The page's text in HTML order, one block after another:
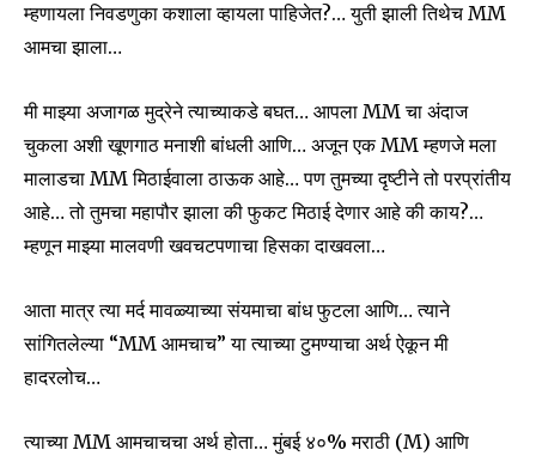
म्हणायला निवडणुका कशाला व्हायला पाहिजेत?… युती झाली तिथेच MM
आमचा झाला…
मी माझ्या अजागळ मुद्रेने त्याच्याकडे बघत… आपला MM चा अंदाज
चुकला अशी खूणगाठ मनाशी बांधली आणि… अजून एक MM म्हणजे मला
मालाडचा MM मिठाईवाला ठाऊक आहे… पण तुमच्या दृष्टीने तो परप्रांतीय
आहे… तो तुमचा महापौर झाला की फुकट मिठाई देणार आहे की काय?…
म्हणून माझ्या मालवणी खवचटपणाचा हिसका दाखवला…
आता मात्र त्या मर्द मावळ्याच्या संयमाचा बांध फुटला आणि… त्याने
सांगितलेल्या “MM आमचाच” या त्याच्या टुमण्याचा अर्थ ऐकून मी
हादरलोच…
त्याच्या MM आमचाचचा अर्थ होता… मुंबई ४०% मराठी (M) आणि